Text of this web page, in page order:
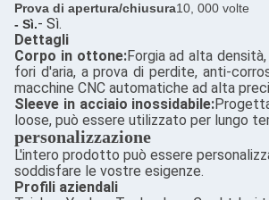
Prova di apertura/chiusura10, 000 volte
- Sì.- Sì.
Dettagli
Corpo in ottone:Forgia ad alta
fori d'aria, a prova di perdite, anti-
macchine CNC automatiche ad alta
Sleeve in acciaio inossidabile:
loose, può essere utilizzato per lungo
personalizzazione
L'intero prodotto può essere
soddisfare le vostre esigenze.
Profili aziendali